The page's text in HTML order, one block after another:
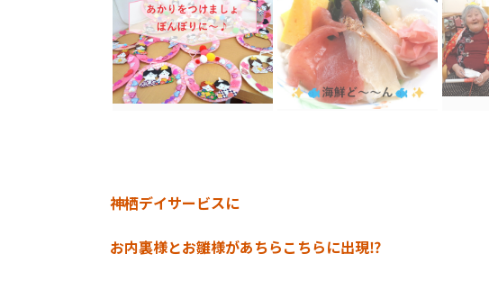
神栖デイサービスに
お内裏様とお雛様があちらこちらに出現⁉